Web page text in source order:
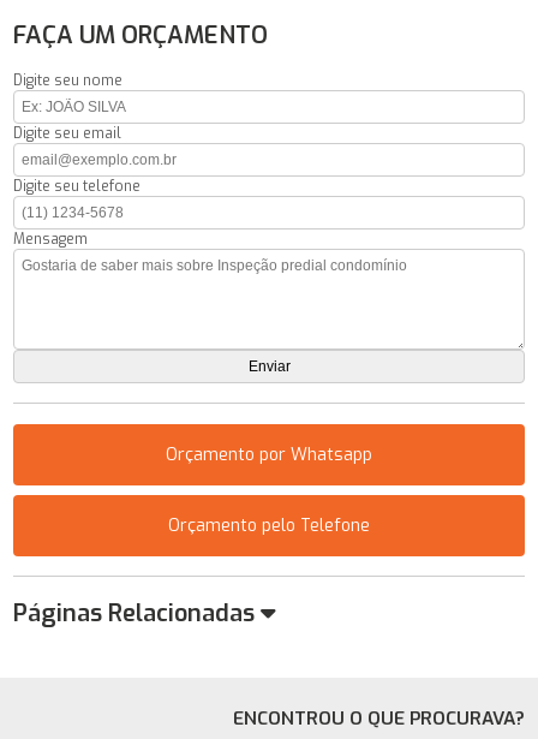
FAÇA UM ORÇAMENTO
Digite seu nome
Digite seu email
Digite seu telefone
Mensagem
Orçamento por Whatsapp
Orçamento pelo Telefone
Páginas Relacionadas
ENCONTROU O QUE PROCURAVA?